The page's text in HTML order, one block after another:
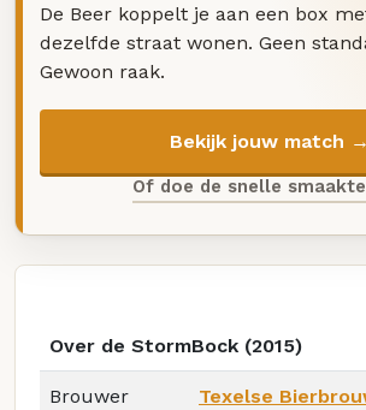
De Beer koppelt je aan een box
dezelfde straat wonen. Geen
Gewoon raak.
Bekijk jouw match →
Of doe de snelle
Over de StormBock (2015)
Brouwer Texelse